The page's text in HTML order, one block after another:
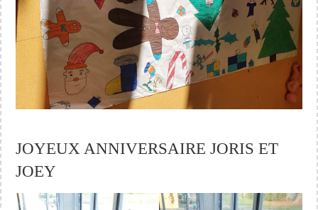
JOYEUX ANNIVERSAIRE JORIS ET
JOEY